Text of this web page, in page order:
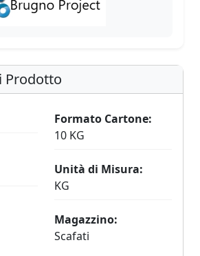
Prodotto
Formato Cartone:
10 KG
Unità di Misura:
KG
Magazzino:
Scafati